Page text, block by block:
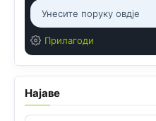
Прилагоди
Најаве